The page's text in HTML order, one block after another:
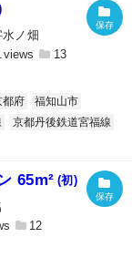
ノ畑
13
都府
福知山市
京都丹後鉄道宮福線
65m² (初)
12